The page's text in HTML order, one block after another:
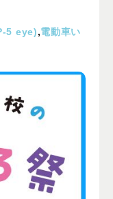
5 eye),電動車い